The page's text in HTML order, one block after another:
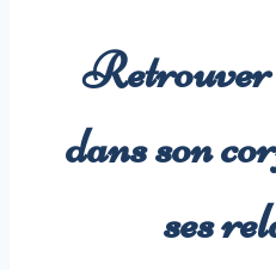
Retrouver
dans son
ses